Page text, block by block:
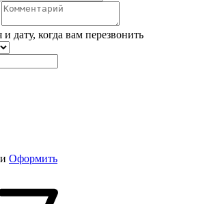
дату, когда вам перезвонить
Оформить